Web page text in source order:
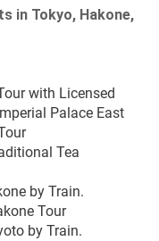
in Tokyo, Hakone,
with Licensed
Palace East
Tea
by Train.
Tour
by Train.